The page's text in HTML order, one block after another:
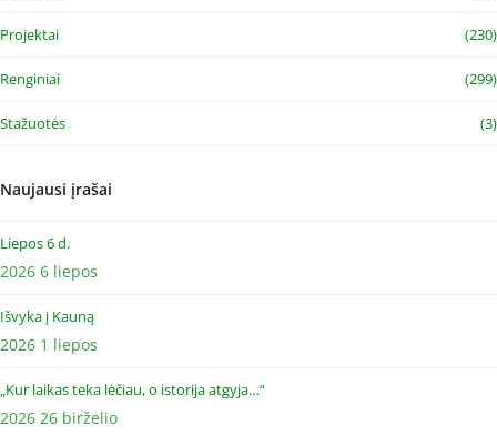
Projektai (230)
Renginiai (299)
Stažuotės (3)
Naujausi įrašai
Liepos 6 d.
2026 6 liepos
Išvyka į Kauną
2026 1 liepos
„Kur laikas teka lėčiau, o istorija atgyja…“
2026 26 birželio